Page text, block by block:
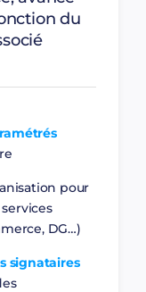
du
pour
DG…)
signataires